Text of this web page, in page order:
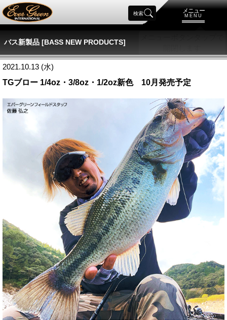
メニュー
MENU
検索
バス新製品 [BASS NEW PRODUCTS]
2021.10.13 (水)
TGブロー 1/4oz・3/8oz・1/2oz新色 10月発売予定